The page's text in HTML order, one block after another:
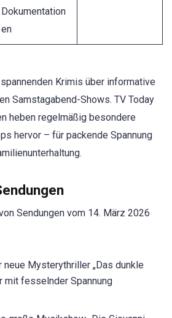
Dokumentation
en
Krimis über informative
Samstagabend-Shows. TV Today
heben regelmäßig besondere
hervor – für packende Spannung
Sendungen vom 14. März 2026
neue Mysterythriller „Das dunkle
mit fesselnder Spannung